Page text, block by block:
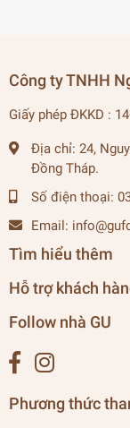
Công ty TNHH
Giấy phép ĐKKD :
Địa chỉ: 24,
Đồng Tháp.
Số điện thoại:
Email:
Tìm hiểu thêm
Hỗ trợ khách
Follow nhà GU
Phương thức